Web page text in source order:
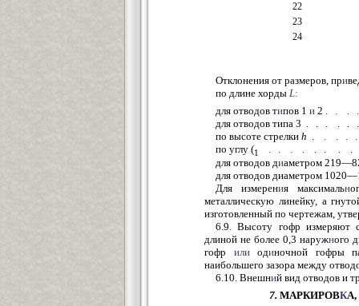
22
23
24
Отклонения от размеров, при
по длине хорды L:
для отводов типов 1 и 2 .
для отводов типа 3 . . . .
по высоте стрелки h
по углу (1
для отводов диаметром
для отводов диаметром
Для измерения максимальн
металлическую линейку, а
изготовленный по чертежам,
6.9. Высоту гофр измеряют
длиной не более 0,3 наружного
гофр илиодиночной гофры
наибольшего зазора между
6.10. Внешний вид отводов и
7. МАРКИРОВК